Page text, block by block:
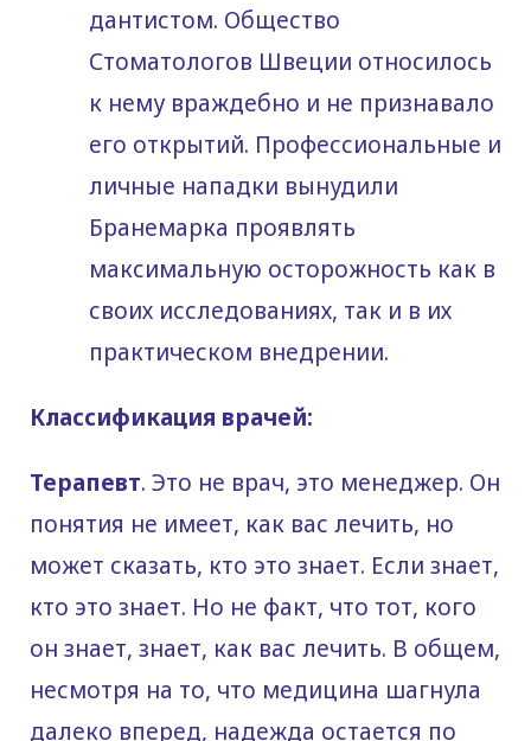
дантистом. Общество
Стоматологов Швеции относилось
к нему враждебно и не признавало
его открытий. Профессиональные и
личные нападки вынудили
Бранемарка проявлять
максимальную осторожность как в
своих исследованиях, так и в их
практическом внедрении.
Классификация врачей:
Терапевт. Это не врач, это менеджер. Он
понятия не имеет, как вас лечить, но
может сказать, кто это знает. Если знает,
кто это знает. Но не факт, что тот, кого
он знает, знает, как вас лечить. В общем,
несмотря на то, что медицина шагнула
далеко вперед, надежда остается по